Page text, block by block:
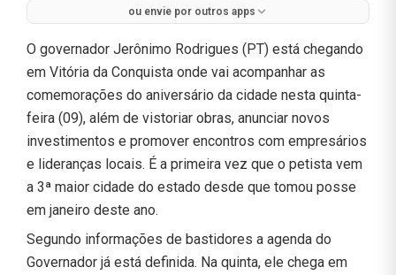
ou envie por outros apps
O governador Jerônimo Rodrigues (PT) está chegando
em Vitória da Conquista onde vai acompanhar as
comemorações do aniversário da cidade nesta quinta-
feira (09), além de vistoriar obras, anunciar novos
investimentos e promover encontros com empresários
e lideranças locais. É a primeira vez que o petista vem
a 3ª maior cidade do estado desde que tomou posse
em janeiro deste ano.
Segundo informações de bastidores a agenda do
Governador já está definida. Na quinta, ele chega em